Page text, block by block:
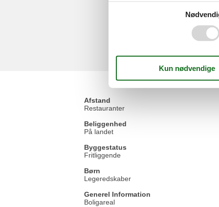
Afstand
Restauranter
Beliggenhed
På landet
Byggestatus
Fritliggende
Børn
Legeredskaber
Generel Information
Boligareal